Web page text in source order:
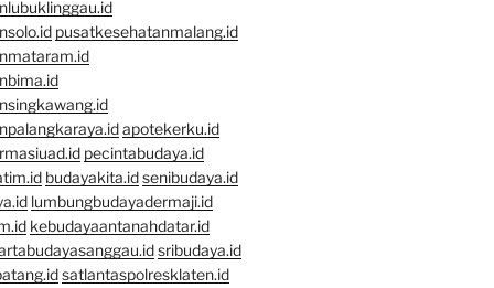
pusatkesehatanmalang.id
apotekerku.id
pecintabudaya.id
budayakita.id senibudaya.id
lumbungbudayadermaji.id
kebudayaantanahdatar.id
sribudaya.id
satlantaspolresklaten.id